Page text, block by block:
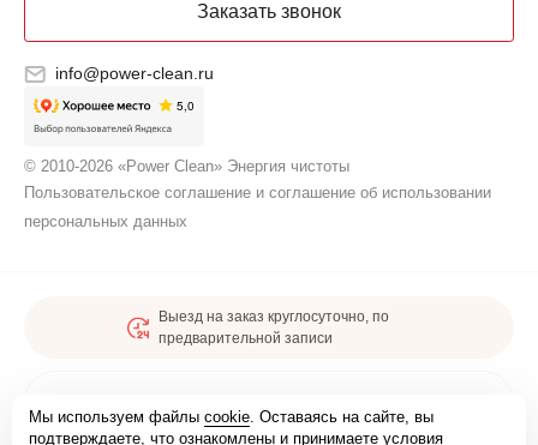
Заказать звонок
info@power-clean.ru
© 2010-2026 «Power Clean» Энергия чистоты
Пользовательское соглашение и соглашение об использовании
персональных данных
Выезд на заказ круглосуточно, по
предварительной записи
Мы используем файлы cookie. Оставаясь на сайте, вы
подтверждаете, что ознакомлены и принимаете условия